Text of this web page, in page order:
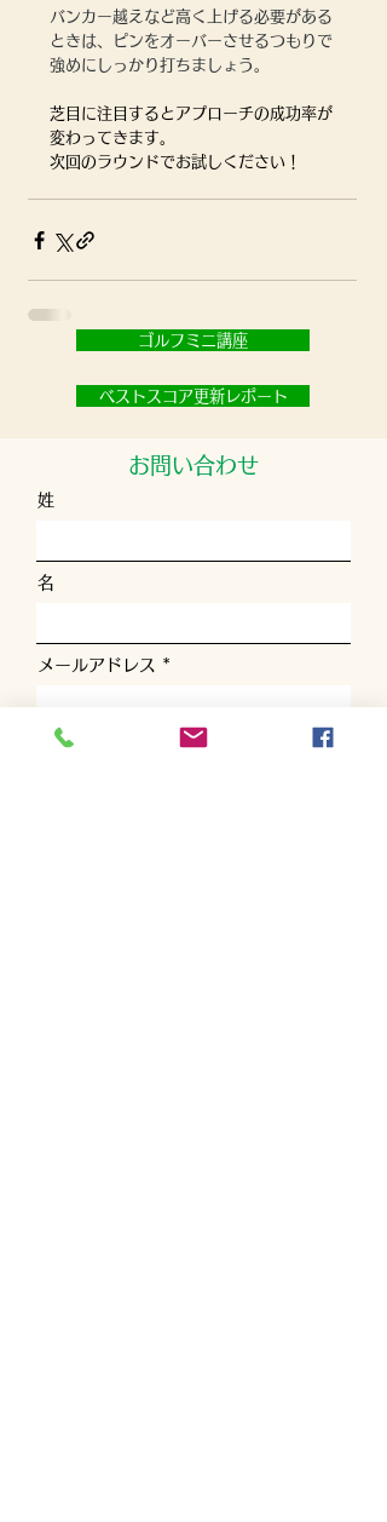
バンカー越えなど高く上げる必要がある
ときは、ピンをオーバーさせるつもりで
強めにしっかり打ちましょう。
芝目に注目するとアプローチの成功率が
変わってきます。
次回のラウンドでお試しください！
ゴルフミニ講座
ベストスコア更新レポート
お問い合わせ
姓
名
メールアドレス
電話番号